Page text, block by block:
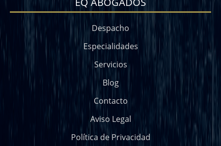
Despacho
Especialidades
Servicios
Blog
Contacto
Aviso Legal
Política de Privacidad